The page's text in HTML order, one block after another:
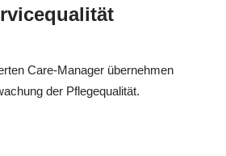
Care-Manager übernehmen
der Pflegequalität.